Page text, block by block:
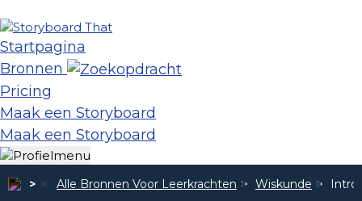
Startpagina
Bronnen
Pricing
Maak een Storyboard
Maak een Storyboard
Alle Bronnen Voor Leerkrachten Wiskunde